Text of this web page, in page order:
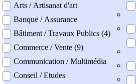
Arts / Artisanat d'art
Banque / Assurance
Bâtiment / Travaux Publics (4)
Commerce / Vente (9)
Communication / Multimédia
Conseil / Etudes